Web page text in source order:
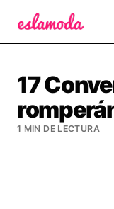
17
1 MIN DE LECTURA